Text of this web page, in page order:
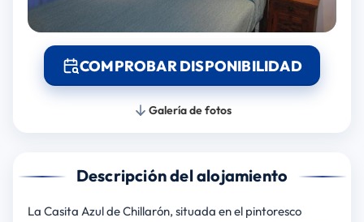
COMPROBAR DISPONIBILIDAD
Galería de fotos
Descripción del alojamiento
La Casita Azul de Chillarón, situada en el pintoresco